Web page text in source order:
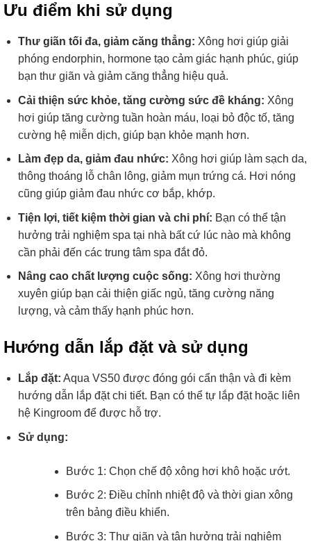
Ưu điểm khi sử dụng
Thư giãn tối đa, giảm căng thẳng: Xông hơi giúp giải
phóng endorphin, hormone tạo cảm giác hạnh phúc, giúp
bạn thư giãn và giảm căng thẳng hiệu quả.
Cải thiện sức khỏe, tăng cường sức đề kháng: Xông
hơi giúp tăng cường tuần hoàn máu, loại bỏ độc tố, tăng
cường hệ miễn dịch, giúp bạn khỏe mạnh hơn.
Làm đẹp da, giảm đau nhức: Xông hơi giúp làm sạch da,
thông thoáng lỗ chân lông, giảm mụn trứng cá. Hơi nóng
cũng giúp giảm đau nhức cơ bắp, khớp.
Tiện lợi, tiết kiệm thời gian và chi phí: Bạn có thể tận
hưởng trải nghiệm spa tại nhà bất cứ lúc nào mà không
cần phải đến các trung tâm spa đắt đỏ.
Nâng cao chất lượng cuộc sống: Xông hơi thường
xuyên giúp bạn cải thiện giấc ngủ, tăng cường năng
lượng, và cảm thấy hạnh phúc hơn.
Hướng dẫn lắp đặt và sử dụng
Lắp đặt: Aqua VS50 được đóng gói cẩn thận và đi kèm
hướng dẫn lắp đặt chi tiết. Bạn có thể tự lắp đặt hoặc liên
hệ Kingroom để được hỗ trợ.
Sử dụng:
Bước 1: Chọn chế độ xông hơi khô hoặc ướt.
Bước 2: Điều chỉnh nhiệt độ và thời gian xông
trên bảng điều khiển.
Bước 3: Thư giãn và tận hưởng trải nghiệm